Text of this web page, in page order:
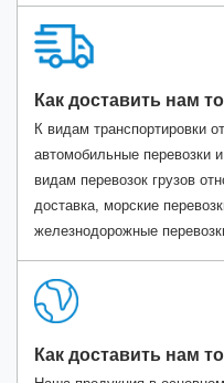
Как доставить нам
К видам транспортировки
автомобильные перевозки
видам перевозок грузов
доставка, морские
железнодорожные
Как доставить нам